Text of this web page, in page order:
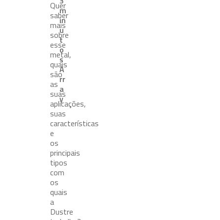
m
in
u
t
o
s
A
rr
a
y
Quer
saber
mais
sobre
esse
metal,
quais
são
as
suas
aplicações,
suas
características
e
os
principais
tipos
com
os
quais
a
Dustre